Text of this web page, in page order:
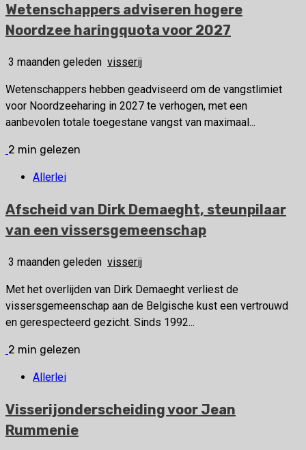
Wetenschappers adviseren hogere
Noordzee haringquota voor 2027
3 maanden geleden visserij
Wetenschappers hebben geadviseerd om de vangstlimiet
voor Noordzeeharing in 2027 te verhogen, met een
aanbevolen totale toegestane vangst van maximaal...
2 min gelezen
Allerlei
Afscheid van Dirk Demaeght, steunpilaar
van een vissersgemeenschap
3 maanden geleden visserij
Met het overlijden van Dirk Demaeght verliest de
vissersgemeenschap aan de Belgische kust een vertrouwd
en gerespecteerd gezicht. Sinds 1992...
2 min gelezen
Allerlei
Visserijonderscheiding voor Jean
Rummenie